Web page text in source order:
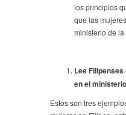
los principios
que las
ministerio de la
Lee
en el
Estos son tres